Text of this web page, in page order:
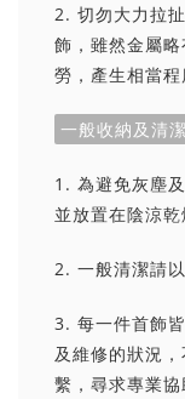
2. 切勿大力拉
飾，雖然金屬
勞，產生相當程
一般收納及清潔
1. 為避免灰塵
並放置在陰涼乾
2. 一般清潔請
3. 每一件首飾
及維修的狀況
繫，尋求專業協